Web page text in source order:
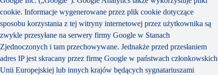
cookie. Informacje wygenerowane przez plik cookie dotyczące
sposobu korzystania z tej witryny internetowej przez użytkownika są
zwykle przesyłane na serwery firmy Google w Stanach
Zjednoczonych i tam przechowywane. Jednakże przed przesłaniem
adres IP jest skracany przez firmę Google w państwach członkowskich
Unii Europejskiej lub innych krajów będących sygnatariuszami